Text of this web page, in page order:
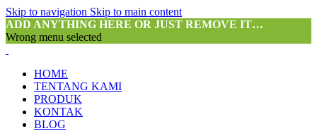
Skip to navigation Skip to main content
ADD ANYTHING HERE OR JUST REMOVE IT…
Wrong menu selected
HOME
TENTANG KAMI
PRODUK
KONTAK
BLOG